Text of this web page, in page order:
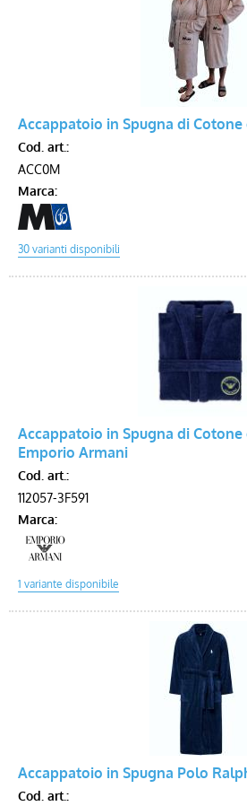
Accappatoio in Spugna di Cotone
Cod. art.:
ACC0M
Marca:
Accappatoio in Spugna di Cotone
Emporio Armani
Cod. art.:
112057-3F591
Marca:
Accappatoio in Spugna Polo
Cod. art.: